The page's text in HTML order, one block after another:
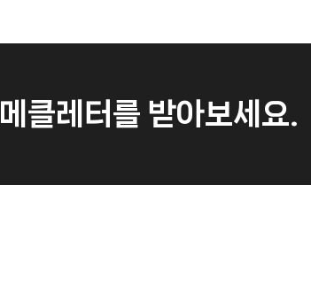
메클레터를 받아보세요.